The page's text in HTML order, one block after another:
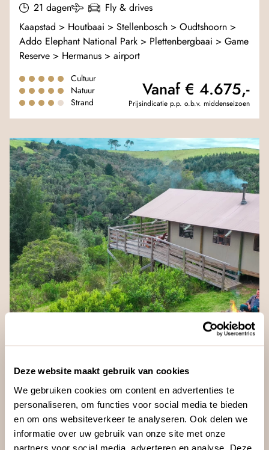
Deze website maakt gebruik van cookies
We gebruiken cookies om content en advertenties te
personaliseren, om functies voor social media te bieden
en om ons websiteverkeer te analyseren. Ook delen we
informatie over uw gebruik van onze site met onze
partners voor social media, adverteren en analyse. Deze
21 dagen
Fly & drives
Kaapstad > Houtbaai > Stellenbosch > Oudtshoorn >
Addo Elephant National Park > Plettenbergbaai > Game
Reserve > Hermanus > airport
Cultuur
Natuur
Strand
Vanaf € 4.675,-
Prijsindicatie p.p. o.b.v. middenseizoen
FAMILIEREIZENZUID-AFRIKA
Familiereis Westkaap Zuid-
Afrika 2 weken